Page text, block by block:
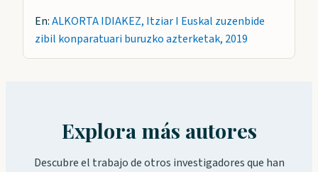
En:ALKORTA IDIAKEZ, Itziar I Euskal zuzenbide
zibil konparatuari buruzko azterketak, 2019
Explora más autores
Descubre el trabajo de otros investigadores que han